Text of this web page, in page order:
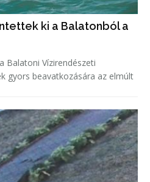
ki a Balatonból a
Balatoni Vízirendészeti
gyors beavatkozására az elmúlt